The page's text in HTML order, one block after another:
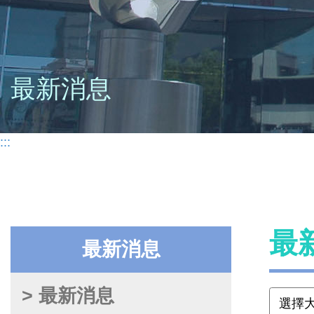
最新消息
:::
最新消息
> 最新消息
最